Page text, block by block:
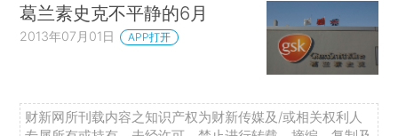
葛兰素史克不平静的6月
2013年07月01日 APP打开
财新网所刊载内容之知识产权为财新传媒及/或相关权利人